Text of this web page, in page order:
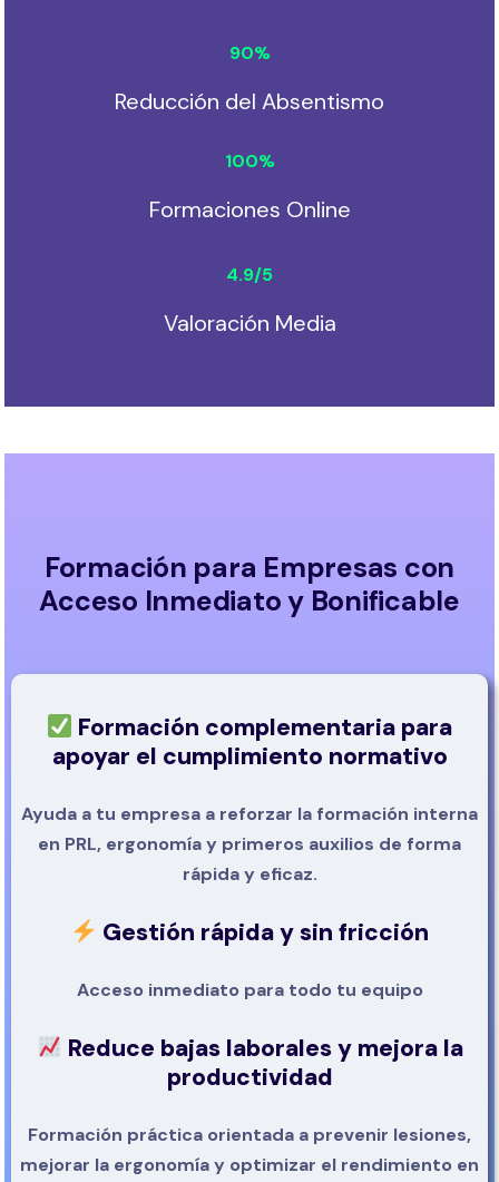
Reducción del Absentismo
90%
Formaciones Online
100%
Valoración Media
4.9/5
Formación para Empresas con
Acceso Inmediato y Bonificable
Formación complementaria para
apoyar el cumplimiento normativo
Ayuda a tu empresa a reforzar la formación interna
en PRL, ergonomía y primeros auxilios de forma
rápida y eficaz.
Gestión rápida y sin fricción
Acceso inmediato para todo tu equipo
Reduce bajas laborales y mejora la
productividad
Formación práctica orientada a prevenir lesiones,
mejorar la ergonomía y optimizar el rendimiento en